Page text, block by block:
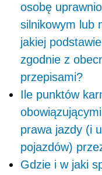
osobę
silnikowym lub
jakiej
zgodnie z
przepisami?
Ile punktów
prawa jazdy (i
pojazdów)
Gdzie i w jaki